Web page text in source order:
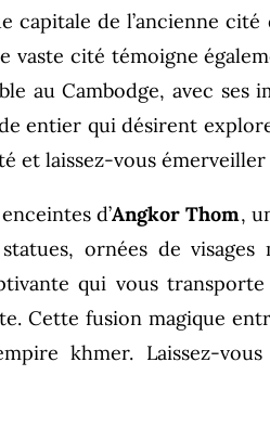
capitale de l’ancienne cité
cité témoigne
au Cambodge, avec ses
entier qui désirent
et laissez-vous
d’Angkor Thom,
ornées de
qui vous
Cette fusion magique
khmer. Laissez-